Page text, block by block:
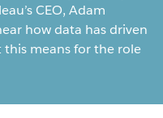
CEO, Adam
how data has driven
means for the role